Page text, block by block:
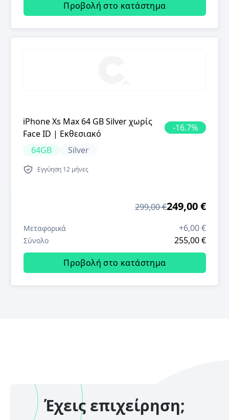
Προβολή στο κατάστημα
iPhone Xs Max 64 GB Silver χωρίς
Face ID | Εκθεσιακό
-16.7%
64GB
Silver
Εγγύηση 12 μήνες
299,00 €249,00 €
Μεταφορικά +6,00 €
Σύνολο
255,00 €
Προβολή στο κατάστημα
Έχεις επιχείρηση;